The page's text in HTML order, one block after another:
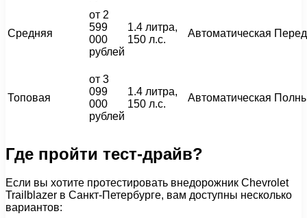
Средняя
от 2
599
000
рублей
1.4 литра,
150 л.с.
Автоматическая
Топовая
от 3
099
000
рублей
1.4 литра,
150 л.с.
Автоматическая
Где пройти тест-драйв?
Если вы хотите протестировать внедорожник Chevrolet
Trailblazer в Санкт-Петербурге, вам доступны несколько
вариантов: